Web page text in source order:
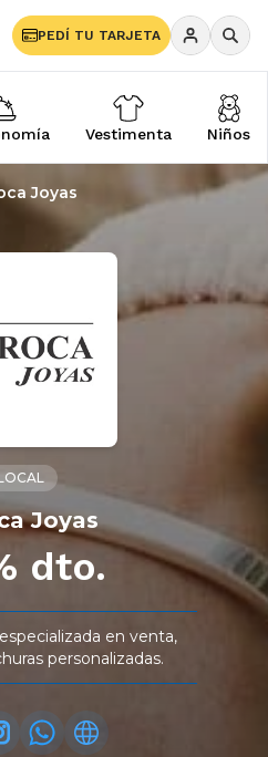
PEDÍ TU TARJETA
Vestimenta Niños
Joyas
Joyas
dto.
en venta,
personalizadas.